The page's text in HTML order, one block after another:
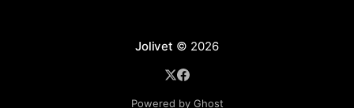
Jolivet © 2026
Powered by Ghost